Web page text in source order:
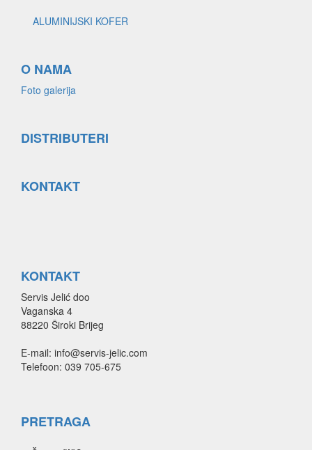
ALUMINIJSKI KOFER
O NAMA
Foto galerija
DISTRIBUTERI
KONTAKT
KONTAKT
Servis Jelić doo
Vaganska 4
88220 Široki Brijeg
E-mail: info@servis-jelic.com
Telefoon: 039 705-675
PRETRAGA